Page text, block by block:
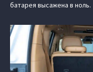
батарея высажена в ноль.